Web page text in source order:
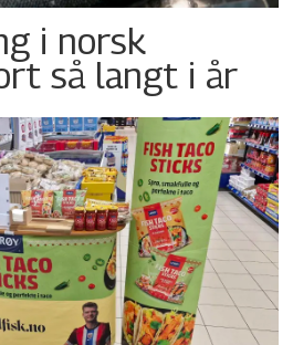
i norsk
så langt i år